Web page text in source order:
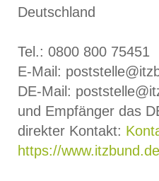
Deutschland
Tel.: 0800 800 75451
E-Mail:
DE-Mail:
und Empfänger das
direkter Kontakt:
https://